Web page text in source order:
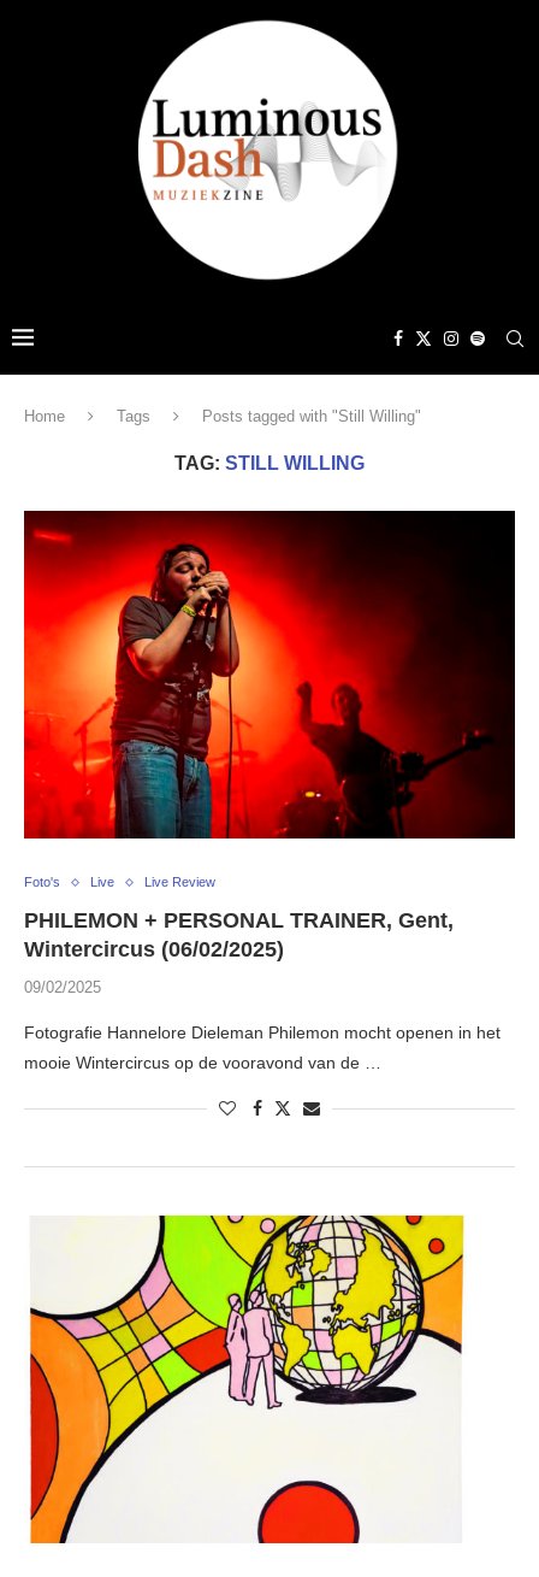
Home Tags Posts tagged with "Still Willing"
TAG: STILL WILLING
Foto's Live Live Review
PHILEMON + PERSONAL TRAINER, Gent,
Wintercircus (06/02/2025)
09/02/2025
Fotografie Hannelore Dieleman Philemon mocht openen in het
mooie Wintercircus op de vooravond van de …